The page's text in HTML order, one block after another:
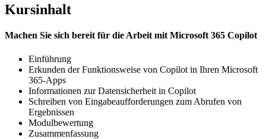
Kursinhalt
Machen Sie sich bereit für die Arbeit mit Microsoft 365 Copilot
Einführung
Erkunden der Funktionsweise von Copilot in Ihren Microsoft
365-Apps
Informationen zur Datensicherheit in Copilot
Schreiben von Eingabeaufforderungen zum Abrufen von
Ergebnissen
Modulbewertung
Zusammenfassung